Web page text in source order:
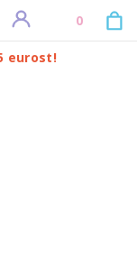
0
eurost!